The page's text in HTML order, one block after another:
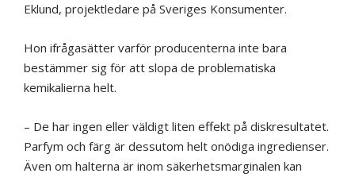
Eklund, projektledare på Sveriges Konsumenter.
Hon ifrågasätter varför producenterna inte bara
bestämmer sig för att slopa de problematiska
kemikalierna helt.
– De har ingen eller väldigt liten effekt på diskresultatet.
Parfym och färg är dessutom helt onödiga ingredienser.
Även om halterna är inom säkerhetsmarginalen kan